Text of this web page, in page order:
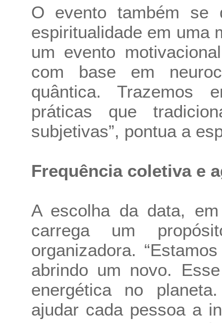
O evento também se
espiritualidade em uma
um evento
com base em
quântica. Trazemos
práticas que
subjetivas”, pontua a
Frequência coletiva e
A escolha da data,
carrega um
organizadora.
abrindo um novo.
energética no
ajudar cada pessoa a